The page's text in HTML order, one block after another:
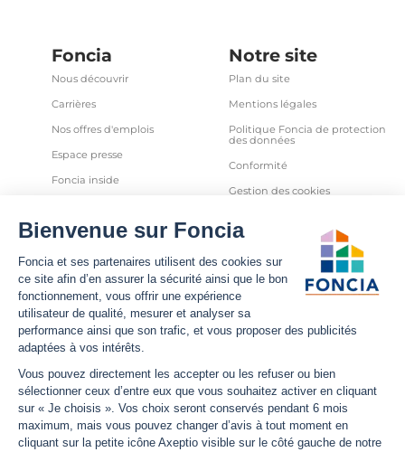
Foncia
Nous découvrir
Carrières
Nos offres d'emplois
Espace presse
Foncia inside
Partenaires
Notre site
Plan du site
Mentions légales
Politique Foncia de protection
des données
Conformité
Gestion des cookies
et autres traceurs
Sécurité informatique
Déclaration d'accessibilité
Infos utiles
Nous contacter
Trouver une agence
Estimation bien immobilier
Actualités
Nous suivre
X
LinkedIn
YouTube
Instagram